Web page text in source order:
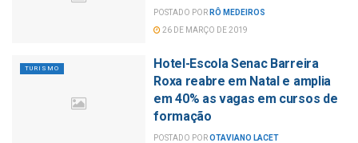
POSTADO POR RÔ MEDEIROS
26 DE MARÇO DE 2019
TURISMO
Hotel-Escola Senac Barreira
Roxa reabre em Natal e amplia
em 40% as vagas em cursos de
formação
POSTADO POROTAVIANO LACET